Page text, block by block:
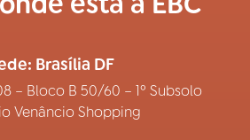
Brasília DF
– Bloco B 50/60 – 1º Subsolo
Venâncio Shopping